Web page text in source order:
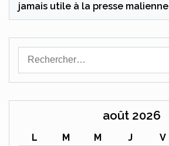
jamais utile à la presse malienne
Rechercher :
août 2026
L M M J V